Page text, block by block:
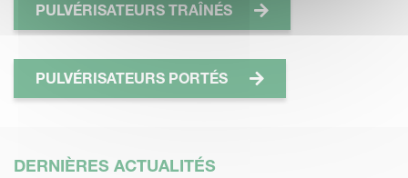
PULVÉRISATEURS TRAÎNÉS
PULVÉRISATEURS PORTÉS
DERNIÈRES ACTUALITÉS